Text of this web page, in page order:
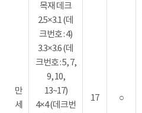
만
세
목재 데크
2.5×3.1 (데
크번호 : 4)
3.3×3.6 (데
크번호 : 5, 7,
9, 10,
13~17)
4×4 (데크번
17 ○